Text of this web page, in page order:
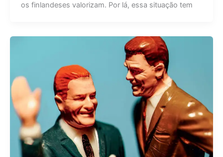
os finlandeses valorizam. Por lá, essa situação tem